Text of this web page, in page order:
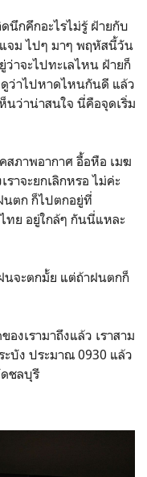
นึกคึกอะไรไม่รู้ ฝ้ายกับ
จม ไปๆ มาๆ พฤหัสนี้วัน
าจะไปทะเลไหน ฝ้ายก็
ว่าไปหาดไหนกันดี แล้ว
นว่าน่าสนใจ นี่คือจุดเริ่ม
สภาพอากาศ อื้อหือ เมฆ
าจะยกเลิกหรอ ไม่ค่ะ
นตก ก็ไปตกอยู่ที่
ทย อยู่ใกล้ๆ กันนี่แหละ
จะตกมั้ย แต่ถ้าฝนตกก็
งเรามาถึงแล้ว เราสาม
บัง ประมาณ 0930 แล้ว
ชลบุรี